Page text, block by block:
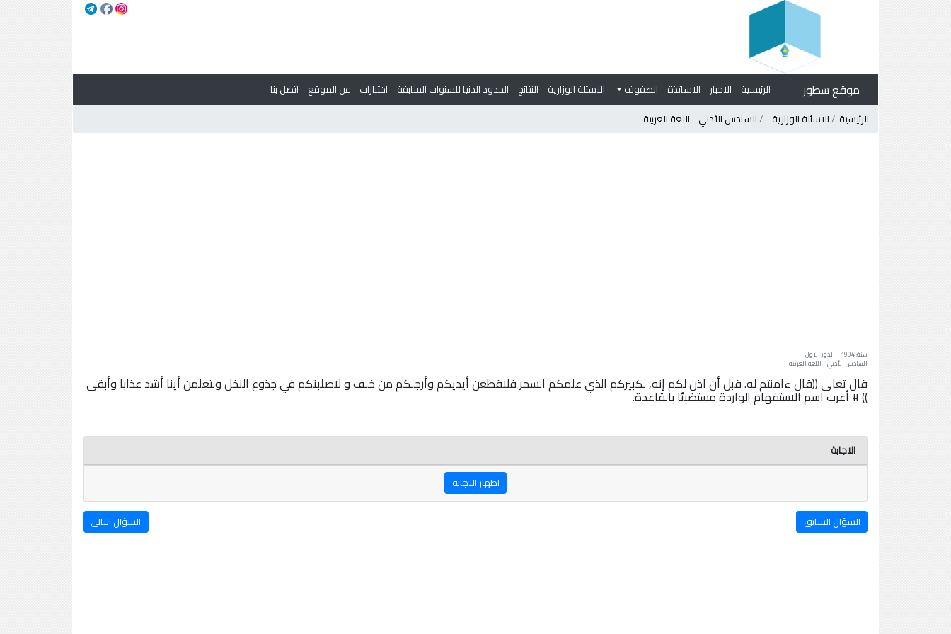
موقع سطور الرئيسية الاخبار الاساتذة الصفوف الاسئلة الوزارية النتائج الحدود الدنيا للسنوات السابقة اختبارات عن الموقع
اتصل بنا
الرئيسية
الاسئلة الوزارية السادس الأدبي - اللغة العربية
سنة: 1994 - الدور الاول
السادس الأدبي - اللغة العربية -
قال تعالى ((قال ءامنتم له. قبل أن اذن لكم إنه, لكبيركم الذي علمكم السحر فلاقطعن أيديكم وأرجلكم من خلف و لاصلبنكم في جذوع النخل ولتعلمن أينا أشد عذابا وأبقى
)) # أعرب اسم الاستفهام الواردة مستضيئا بالقاعدة.
الاجابة
اظهار الاجابة
السؤال السابق السؤال التالي